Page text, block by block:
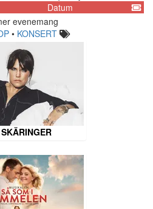
Datum
evenemang
• KONSERT